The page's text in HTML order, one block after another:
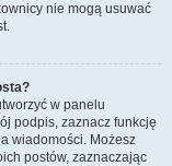
nie mogą usuwać
w panelu
podpis, zaznacz funkcję
wiadomości. Możesz
postów, zaznaczając